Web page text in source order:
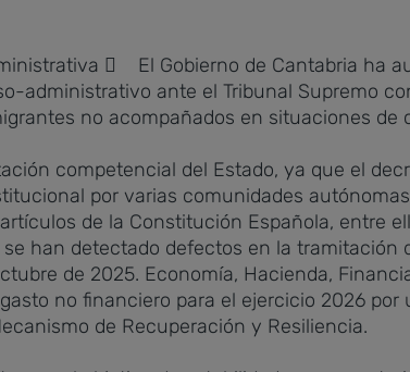
 El Gobierno de Cantabria ha
administrativo ante el Tribunal Supremo
no acompañados en situaciones de
competencial del Estado, ya que el
por varias comunidades
de la Constitución Española, entre
se han detectado defectos en la
de 2025. Economía, Hacienda,
no financiero para el ejercicio 2026 por
de Recuperación y Resiliencia.